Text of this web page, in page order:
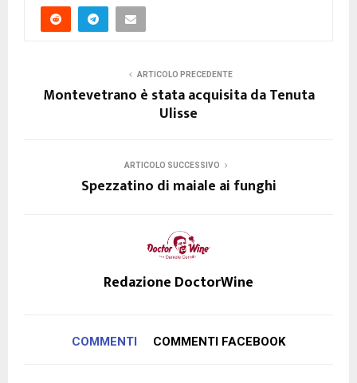
ARTICOLO PRECEDENTE
Montevetrano è stata acquisita da Tenuta
Ulisse
ARTICOLO SUCCESSIVO
Spezzatino di maiale ai funghi
Redazione DoctorWine
COMMENTI COMMENTI FACEBOOK